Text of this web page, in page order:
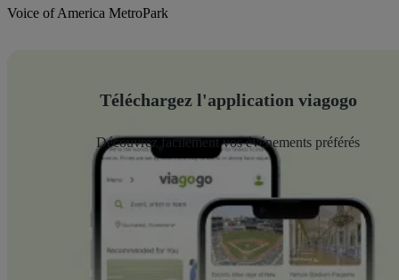
Voice of America MetroPark
Téléchargez l'application viagogo
Découvrez facilement vos événements préférés